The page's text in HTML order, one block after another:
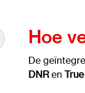
Hoe
De
DNR en